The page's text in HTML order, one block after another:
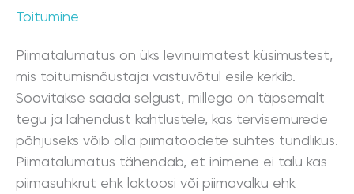
Toitumine
Piimatalumatus on üks levinuimatest küsimustest,
mis toitumisnõustaja vastuvõtul esile kerkib.
Soovitakse saada selgust, millega on täpsemalt
tegu ja lahendust kahtlustele, kas tervisemurede
põhjuseks võib olla piimatoodete suhtes tundlikus.
Piimatalumatus tähendab, et inimene ei talu kas
piimasuhkrut ehk laktoosi või piimavalku ehk